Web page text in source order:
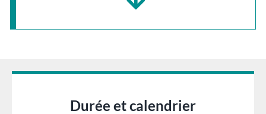
Durée et calendrier